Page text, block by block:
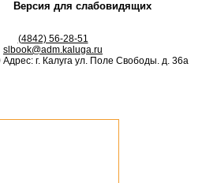
Версия для слабовидящих
(4842) 56-28-51
slbook@adm.kaluga.ru
г. Калуга ул. Поле Свободы. д. 36а